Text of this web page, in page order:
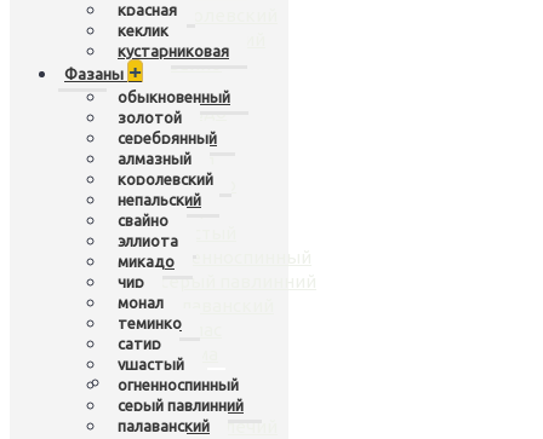
королевский
непальский
свайно
эллиота
микадо
чир
монал
теминко
сатир
ушастый
огненноспинный
палаванский
коклас
хьюма
Павлины
+
индийский
черноплечий
красная
кеклик
кустарниковая
Фазаны +
обыкновенный
золотой
серебрянный
алмазный
королевский
непальский
свайно
эллиота
микадо
чир
монал
теминко
сатир
ушастый
огненноспинный
серый павлинний
палаванский